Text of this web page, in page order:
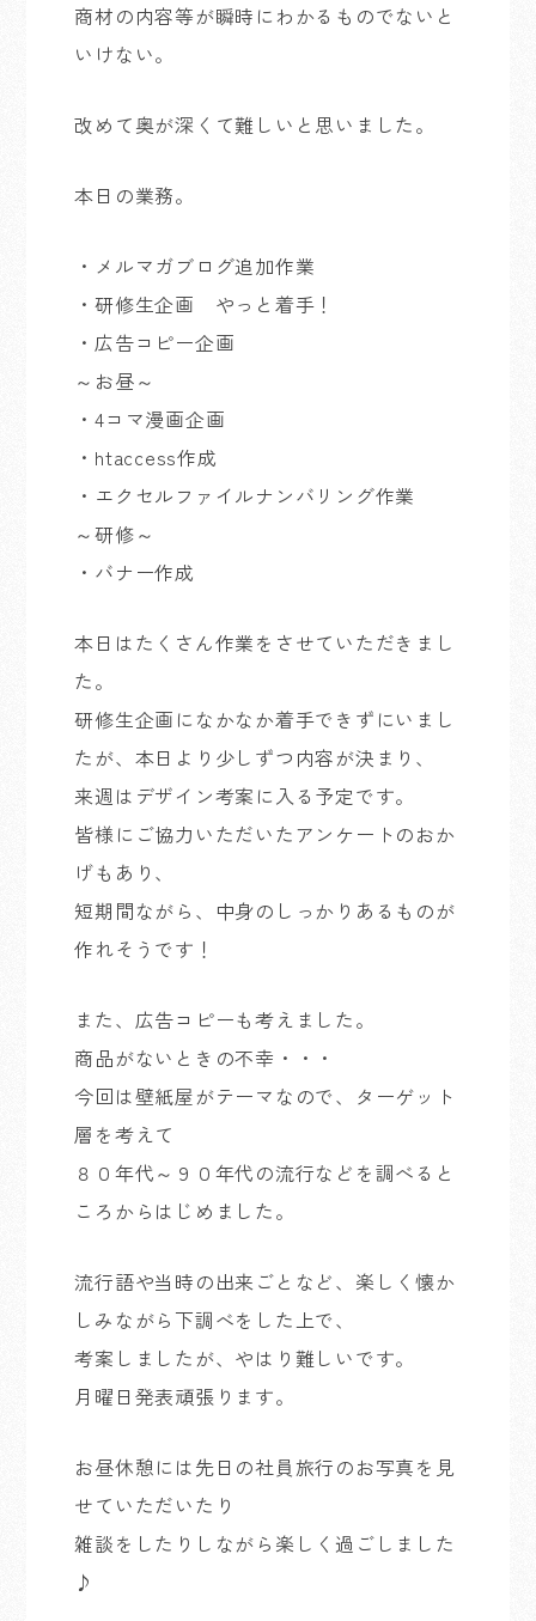
商材の内容等が瞬時にわかるものでないと
いけない。
改めて奥が深くて難しいと思いました。
本日の業務。
・メルマガブログ追加作業
・研修生企画 やっと着手！
・広告コピー企画
～お昼～
・4コマ漫画企画
・htaccess作成
・エクセルファイルナンバリング作業
～研修～
・バナー作成
本日はたくさん作業をさせていただきまし
た。
研修生企画になかなか着手できずにいまし
たが、本日より少しずつ内容が決まり、
来週はデザイン考案に入る予定です。
皆様にご協力いただいたアンケートのおか
げもあり、
短期間ながら、中身のしっかりあるものが
作れそうです！
また、広告コピーも考えました。
商品がないときの不幸・・・
今回は壁紙屋がテーマなので、ターゲット
層を考えて
８０年代～９０年代の流行などを調べると
ころからはじめました。
流行語や当時の出来ごとなど、楽しく懐か
しみながら下調べをした上で、
考案しましたが、やはり難しいです。
月曜日発表頑張ります。
お昼休憩には先日の社員旅行のお写真を見
せていただいたり
雑談をしたりしながら楽しく過ごしました
♪